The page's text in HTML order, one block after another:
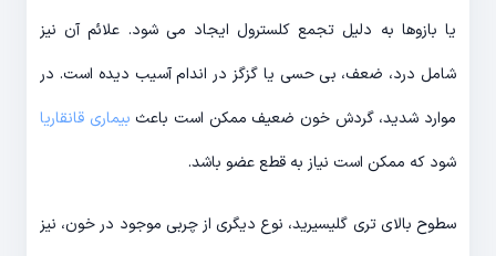
یا بازوها به دلیل تجمع کلسترول ایجاد می شود. علائم آن نیز
شامل درد، ضعف، بی حسی یا گزگز در اندام آسیب دیده است. در
موارد شدید، گردش خون ضعیف ممکن است باعث بیماری قانقاریا
شود که ممکن است نیاز به قطع عضو باشد.
سطوح بالای تری گلیسیرید، نوع دیگری از چربی موجود در خون، نیز